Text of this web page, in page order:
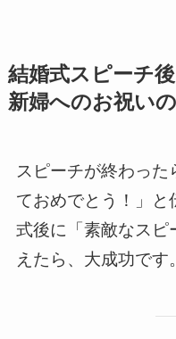
結婚式スピーチ
新婦へのお祝い
スピーチが終わっ
ておめでとう！」と
式後に「素敵なスピ
えたら、大成功です。